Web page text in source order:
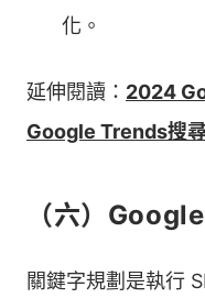
化。
延伸閱讀： 2024
Google Trends搜
（六）
關鍵字規劃是執行